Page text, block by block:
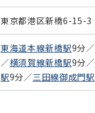
東京都港区新橋6-15-3
東海道本線新橋駅9分／
／横須賀線新橋駅9分／
駅9分／三田線御成門駅